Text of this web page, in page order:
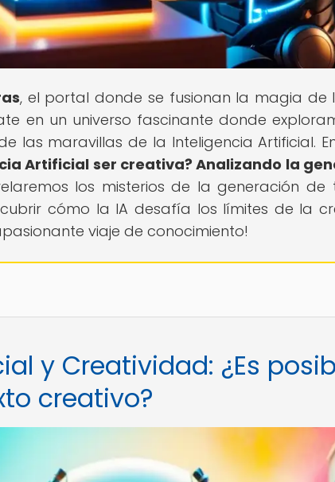
, el portal donde se fusionan la magia de
en un universo fascinante donde
las maravillas de la Inteligencia Artificial.
Artificial ser creativa? Analizando la
los misterios de la generación de
cómo la IA desafía los límites de la
viaje de conocimiento!
y Creatividad: ¿Es
creativo?